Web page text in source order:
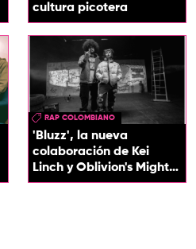
cultura picotera
RAP COLOMBIANO
'Bluzz', la nueva
colaboración de Kei
Linch y Oblivion's Mighty
Trash